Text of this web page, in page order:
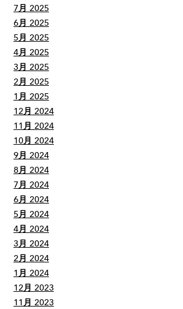
7月 2025
6月 2025
5月 2025
4月 2025
3月 2025
2月 2025
1月 2025
12月 2024
11月 2024
10月 2024
9月 2024
8月 2024
7月 2024
6月 2024
5月 2024
4月 2024
3月 2024
2月 2024
1月 2024
12月 2023
11月 2023